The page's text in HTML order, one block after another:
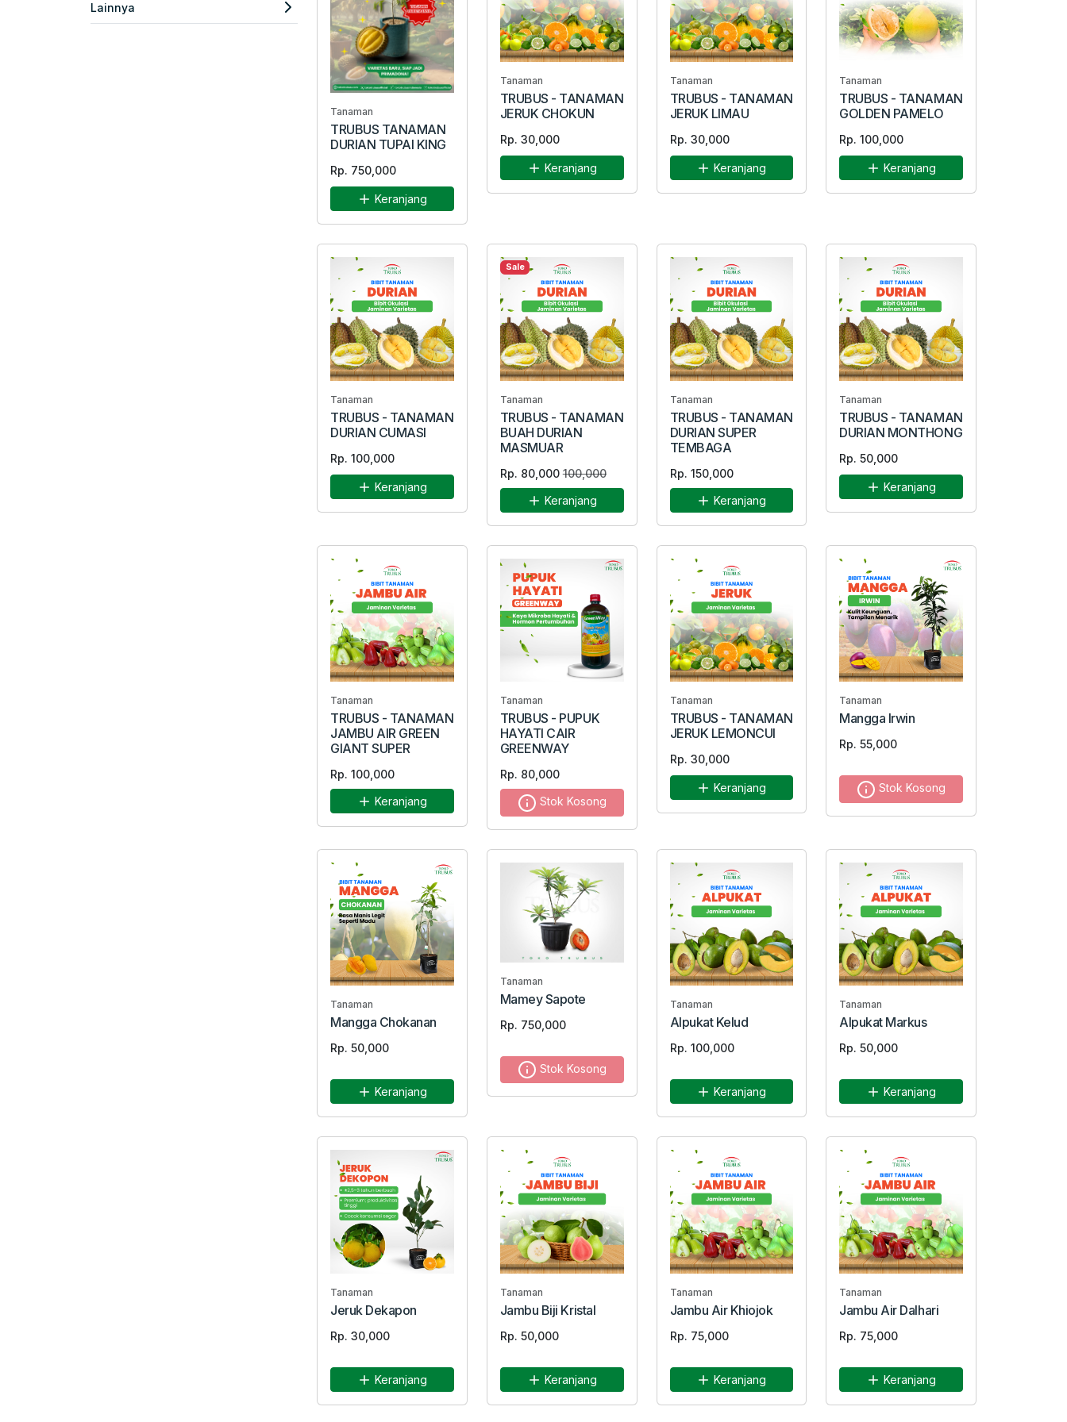
Lainnya
Tanaman
TRUBUS TANAMAN
DURIAN TUPAI KING
Rp. 750,000
Keranjang
Tanaman
TRUBUS - TANAMAN
JERUK CHOKUN
Rp. 30,000
Keranjang
Tanaman
TRUBUS - TANAMAN
JERUK LIMAU
Rp. 30,000
Keranjang
Tanaman
TRUBUS - TANAMAN
GOLDEN PAMELO
Rp. 100,000
Keranjang
Tanaman
TRUBUS - TANAMAN
DURIAN CUMASI
Rp. 100,000
Keranjang
Sale
Tanaman
TRUBUS - TANAMAN
BUAH DURIAN
MASMUAR
Rp. 80,000 100,000
Keranjang
Tanaman
TRUBUS - TANAMAN
DURIAN SUPER
TEMBAGA
Rp. 150,000
Keranjang
Tanaman
TRUBUS - TANAMAN
DURIAN MONTHONG
Rp. 50,000
Keranjang
Tanaman
TRUBUS - TANAMAN
JAMBU AIR GREEN
GIANT SUPER
Rp. 100,000
Keranjang
Tanaman
TRUBUS - PUPUK
HAYATI CAIR
GREENWAY
Rp. 80,000
Stok Kosong
Tanaman
TRUBUS - TANAMAN
JERUK LEMONCUI
Rp. 30,000
Keranjang
Tanaman
Mangga Irwin
Rp. 55,000
Stok Kosong
Tanaman
Mangga Chokanan
Rp. 50,000
Keranjang
Tanaman
Mamey Sapote
Rp. 750,000
Stok Kosong
Tanaman
Alpukat Kelud
Rp. 100,000
Keranjang
Tanaman
Alpukat Markus
Rp. 50,000
Keranjang
Tanaman
Jeruk Dekapon
Rp. 30,000
Keranjang
Tanaman
Jambu Biji Kristal
Rp. 50,000
Keranjang
Tanaman
Jambu Air Khiojok
Rp. 75,000
Keranjang
Tanaman
Jambu Air Dalhari
Rp. 75,000
Keranjang